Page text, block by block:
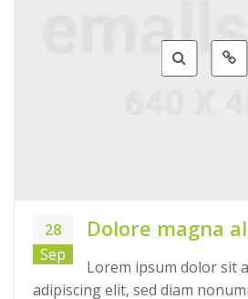
28
Sep
Dolore magna
Lorem ipsum dolor sit
adipiscing elit, sed diam